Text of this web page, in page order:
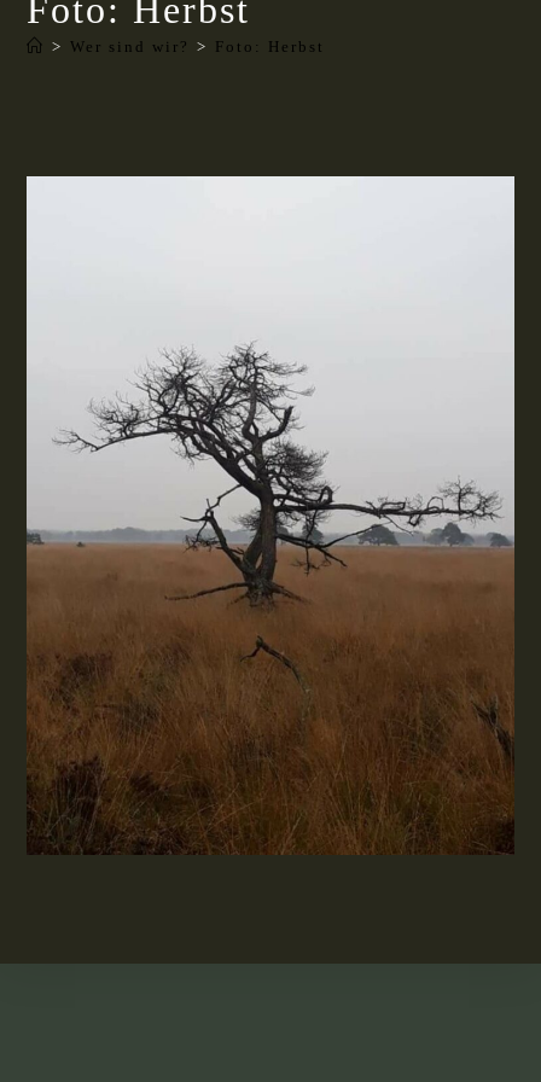
Foto: Herbst
> Wer sind wir? > Foto: Herbst